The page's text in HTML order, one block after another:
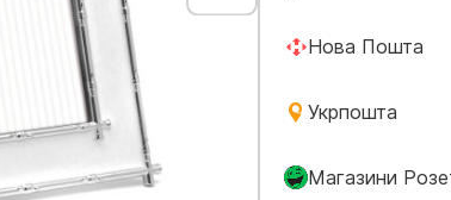
Нова Пошта
Укрпошта
Магазини